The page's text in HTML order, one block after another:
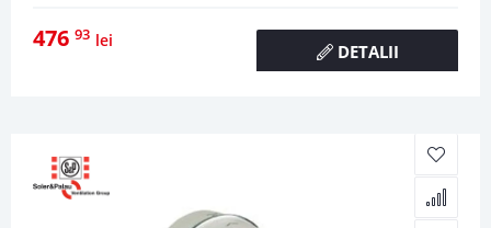
476 93 lei
DETALII